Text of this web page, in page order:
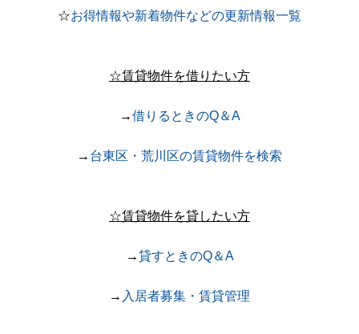
☆お得情報や新着物件などの更新情報一覧
☆賃貸物件を借りたい方
→借りるときのQ＆A
→ 台東区・荒川区の賃貸物件を検索
☆賃貸物件を貸したい方
→貸すときのQ＆A
→ 入居者募集・賃貸管理